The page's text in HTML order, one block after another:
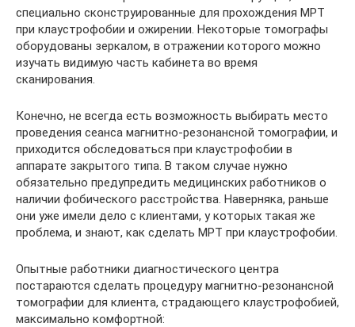
специально сконструированные для прохождения МРТ
при клаустрофобии и ожирении. Некоторые томографы
оборудованы зеркалом, в отражении которого можно
изучать видимую часть кабинета во время
сканирования.
Конечно, не всегда есть возможность выбирать место
проведения сеанса магнитно-резонансной томографии, и
приходится обследоваться при клаустрофобии в
аппарате закрытого типа. В таком случае нужно
обязательно предупредить медицинских работников о
наличии фобического расстройства. Наверняка, раньше
они уже имели дело с клиентами, у которых такая же
проблема, и знают, как сделать МРТ при клаустрофобии.
Опытные работники диагностического центра
постараются сделать процедуру магнитно-резонансной
томографии для клиента, страдающего клаустрофобией,
максимально комфортной: